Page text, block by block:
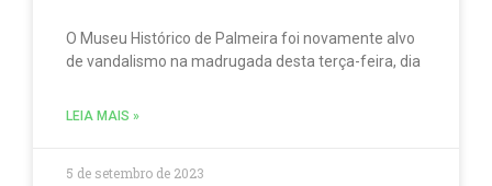
O Museu Histórico de Palmeira foi novamente alvo
de vandalismo na madrugada desta terça-feira, dia
LEIA MAIS »
5 de setembro de 2023